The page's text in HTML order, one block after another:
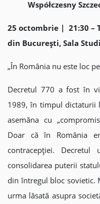
Współczesny
25 octombrie | 21:30 –
din București, Sala
„În România nu este loc
Decretul 770 a fost în
1989, în timpul dictaturii
asemăna cu
Doar că în România
contracepției. Decretul
consolidarea puterii
din întregul bloc sovietic.
urma lăsată asupra